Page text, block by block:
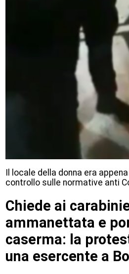
Il locale della donna era
controllo sulle normative anti
Chiede ai
ammanettata e
caserma: la
una esercente a